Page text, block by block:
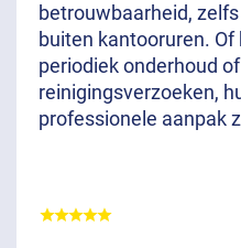
betrouwbaarheid,
buiten kantooruren.
periodiek onderhoud
reinigingsverzoeken,
professionele aanpak